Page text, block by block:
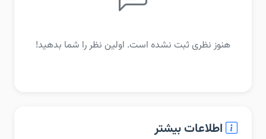
هنوز نظری ثبت نشده است. اولین نظر را شما بدهید!
اطلاعات بیشتر